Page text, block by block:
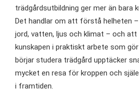
trädgårdsutbildning ger mer än bara
Det handlar om att förstå helheten
jord, vatten, ljus och klimat – och
kunskapen i praktiskt arbete som
börjar studera trädgård upptäcker
mycket en resa för kroppen och
i framtiden.